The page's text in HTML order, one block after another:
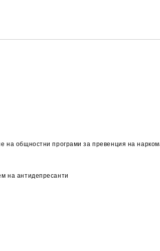
на общностни програми за превенция на
на антидепресанти